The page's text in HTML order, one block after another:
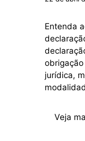
Entenda
jurídica,
Veja